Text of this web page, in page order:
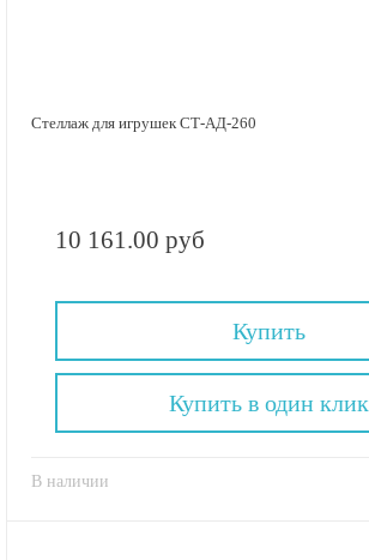
Стеллаж для игрушек СТ-АД-260
10 161.00 руб
Купить
В наличии
Купить в один клик